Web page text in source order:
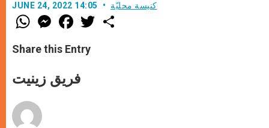
JUNE 24, 2022 14:05 كنيسة محليّة
W
h
t
s
p
p
M
e
s
e
g
e
F
a
e
b
o
k
T
w
Share this Entry
فريق زينيت